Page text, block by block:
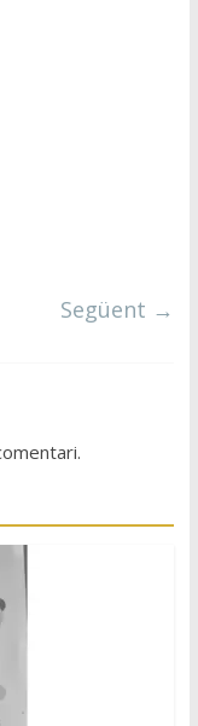
Següent →